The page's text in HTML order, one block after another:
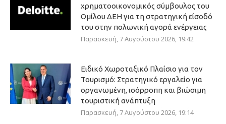
χρηματοοικονομικός σύμβουλος του
Ομίλου ΔΕΗ για τη στρατηγική είσοδό
του στην πολωνική αγορά ενέργειας
Παρασκευή, 7 Αυγούστου 2026, 19:42
Ειδικό Χωροταξικό Πλαίσιο για τον
Τουρισμό: Στρατηγικό εργαλείο για
οργανωμένη, ισόρροπη και βιώσιμη
τουριστική ανάπτυξη
Παρασκευή, 7 Αυγούστου 2026, 19:14